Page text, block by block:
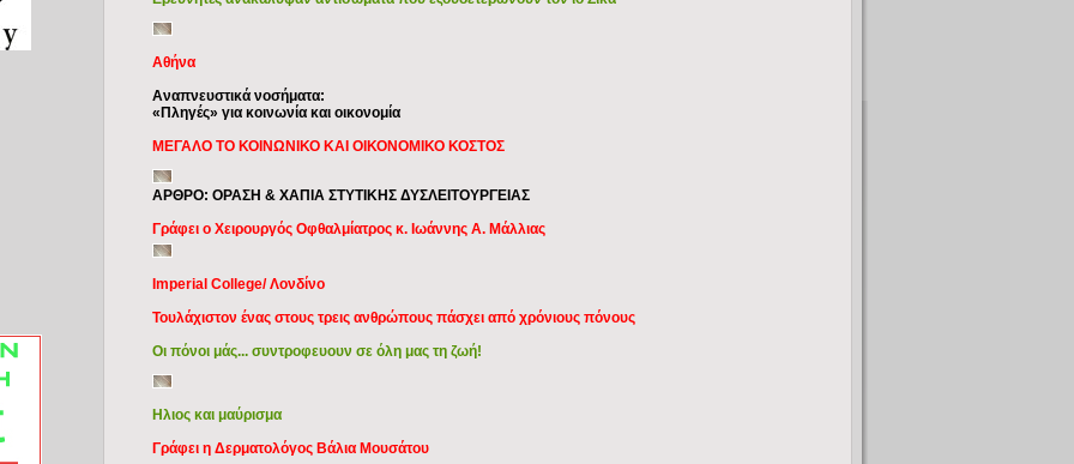
Αθήνα
Αναπνευστικά νοσήματα:
«Πληγές» για κοινωνία και οικονομία
ΜΕΓΑΛΟ ΤΟ ΚΟΙΝΩΝΙΚΟ ΚΑΙ ΟΙΚΟΝΟΜΙΚΟ ΚΟΣΤΟΣ
ΑΡΘΡΟ: ΟΡΑΣΗ & ΧΑΠΙΑ ΣΤΥΤΙΚΗΣ ΔΥΣΛΕΙΤΟΥΡΓΕΙΑΣ
Γράφει ο Χειρουργός Οφθαλμίατρος κ. Ιωάννης Α. Μάλλιας
Imperial College/ Λονδίνο
Τουλάχιστον ένας στους τρεις ανθρώπους πάσχει από χρόνιους πόνους
Οι πόνοι μάς... συντροφευουν σε όλη μας τη ζωή!
Ηλιος και μαύρισμα
Γράφει η Δερματολόγος Βάλια Μουσάτου